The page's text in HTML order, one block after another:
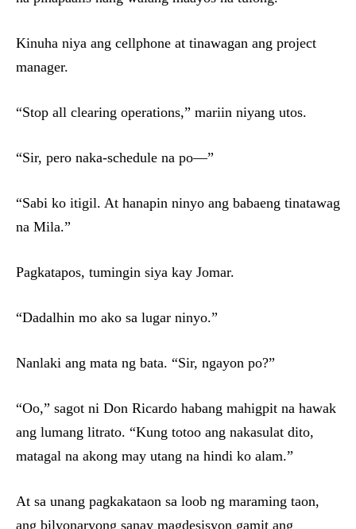
Kinuha niya ang cellphone at tinawagan ang project
manager.
“Stop all clearing operations,” mariin niyang utos.
“Sir, pero naka-schedule na po—”
“Sabi ko itigil. At hanapin ninyo ang babaeng tinatawag
na Mila.”
Pagkatapos, tumingin siya kay Jomar.
“Dadalhin mo ako sa lugar ninyo.”
Nanlaki ang mata ng bata. “Sir, ngayon po?”
“Oo,” sagot ni Don Ricardo habang mahigpit na hawak
ang lumang litrato. “Kung totoo ang nakasulat dito,
matagal na akong may utang na hindi ko alam.”
At sa unang pagkakataon sa loob ng maraming taon,
ang bilyonaryong sanay magdesisyon gamit ang